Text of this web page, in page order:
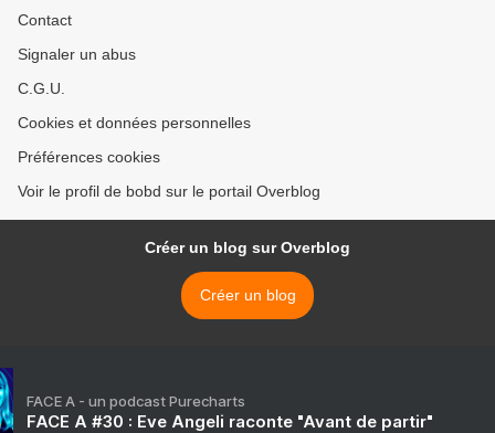
Contact
Signaler un abus
C.G.U.
Cookies et données personnelles
Préférences cookies
Voir le profil de bobd sur le portail Overblog
Créer un blog sur Overblog
Créer un blog
FACE A - un podcast Purecharts
FACE A #30 : Eve Angeli raconte "Avant de partir"